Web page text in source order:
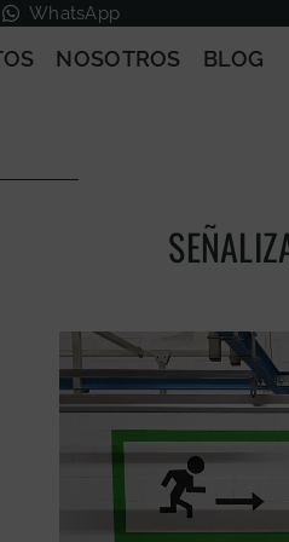
WhatsApp
NOSOTROS
BLOG